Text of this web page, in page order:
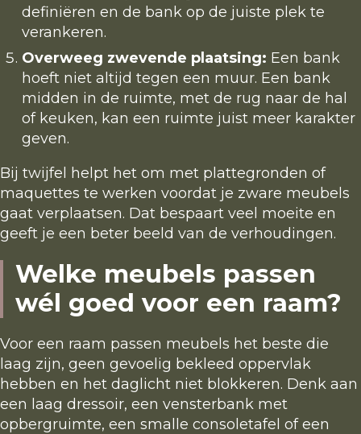
definiëren en de bank op de juiste plek te
verankeren.
Overweeg zwevende plaatsing: Een bank
hoeft niet altijd tegen een muur. Een bank
midden in de ruimte, met de rug naar de hal
of keuken, kan een ruimte juist meer karakter
geven.
Bij twijfel helpt het om met plattegronden of
maquettes te werken voordat je zware meubels
gaat verplaatsen. Dat bespaart veel moeite en
geeft je een beter beeld van de verhoudingen.
Welke meubels passen
wél goed voor een raam?
Voor een raam passen meubels het beste die
laag zijn, geen gevoelig bekleed oppervlak
hebben en het daglicht niet blokkeren. Denk aan
een laag dressoir, een vensterbank met
opbergruimte, een smalle consoletafel of een